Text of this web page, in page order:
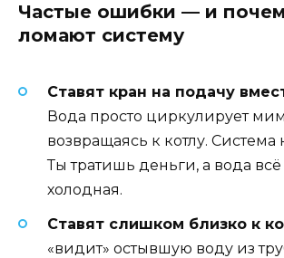
Частые ошибки — и
ломают систему
Ставят кран на подачу
Вода просто циркулирует
возвращаясь к котлу. Система
Ты тратишь деньги, а вода
холодная.
Ставят слишком близко к
«видит» остывшую воду из